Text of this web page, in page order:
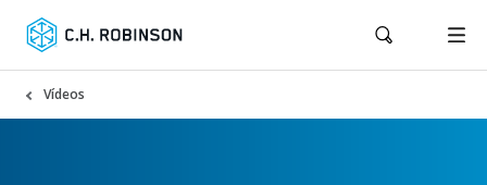
Vídeos